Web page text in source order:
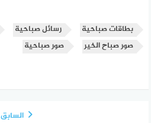
بطاقات صباحية رسائل صباحية
صور صباح الخير
صور صباحية
السابق